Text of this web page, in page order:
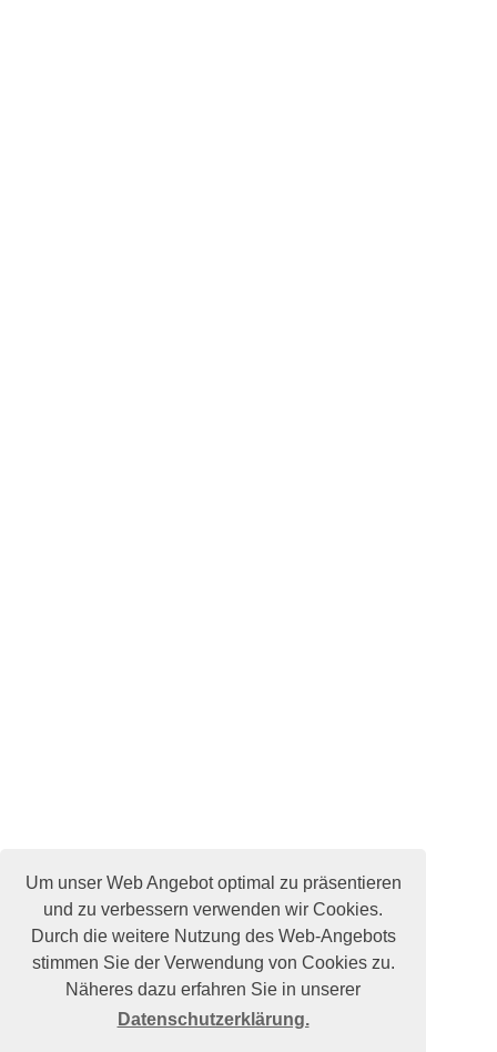
Um unser Web Angebot optimal zu präsentieren
und zu verbessern verwenden wir Cookies.
Durch die weitere Nutzung des Web-Angebots
stimmen Sie der Verwendung von Cookies zu.
Näheres dazu erfahren Sie in unserer
Datenschutzerklärung.